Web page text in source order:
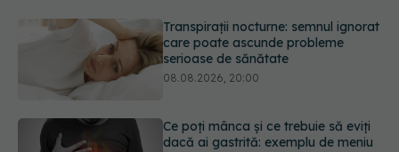
Ce poți mânca și ce trebuie să eviți
dacă ai gastrită: exemplu de meniu
care reduce inflamația stomacului
08.08.2026, 19:00
Microplasticele pot traversa bariera
placentară și modifica hormonii